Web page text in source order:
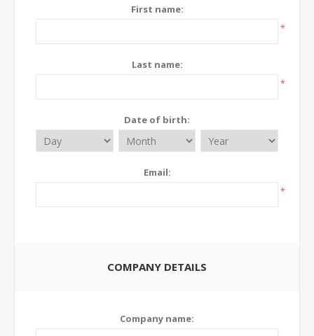
First name:
*
Last name:
*
Date of birth:
Email:
*
COMPANY DETAILS
Company name: